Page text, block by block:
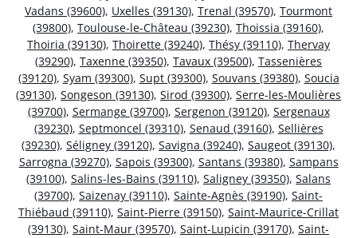
Vadans (39600), Uxelles (39130), Trenal (39570), Tourmont
(39800), Toulouse-le-Château (39230), Thoissia (39160),
Thoiria (39130), Thoirette (39240), Thésy (39110), Thervay
(39290), Taxenne (39350), Tavaux (39500), Tassenières
(39120), Syam (39300), Supt (39300), Souvans (39380), Soucia
(39130), Songeson (39130), Sirod (39300), Serre-les-Moulières
(39700), Sermange (39700), Sergenon (39120), Sergenaux
(39230), Septmoncel (39310), Senaud (39160), Sellières
(39230), Séligney (39120), Savigna (39240), Saugeot (39130),
Sarrogna (39270), Sapois (39300), Santans (39380), Sampans
(39100), Salins-les-Bains (39110), Saligney (39350), Salans
(39700), Saizenay (39110), Sainte-Agnès (39190), Saint-
Thiébaud (39110), Saint-Pierre (39150), Saint-Maurice-Crillat
(39130), Saint-Maur (39570), Saint-Lupicin (39170), Saint-